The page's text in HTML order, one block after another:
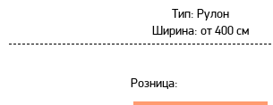
Тип: Рулон
Ширина: от400 см
Розница: